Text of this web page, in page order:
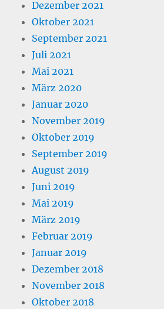
Dezember 2021
Oktober 2021
September 2021
Juli 2021
Mai 2021
März 2020
Januar 2020
November 2019
Oktober 2019
September 2019
August 2019
Juni 2019
Mai 2019
März 2019
Februar 2019
Januar 2019
Dezember 2018
November 2018
Oktober 2018